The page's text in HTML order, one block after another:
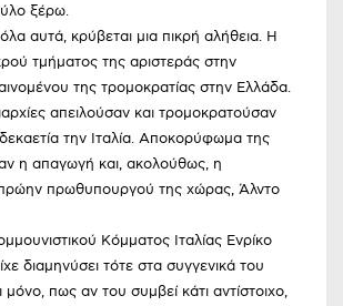
ξέρω.
αυτά, κρύβεται μια πικρή αλήθεια. Η
τμήματος της αριστεράς στην
της τρομοκρατίας στην Ελλάδα.
απειλούσαν και τρομοκρατούσαν
την Ιταλία. Αποκορύφωμα της
η απαγωγή και, ακολούθως, η
πρωθυπουργού της χώρας, Άλντο
Κόμματος Ιταλίας Ενρίκο
διαμηνύσει τότε στα συγγενικά του
πως αν του συμβεί κάτι αντίστοιχο,